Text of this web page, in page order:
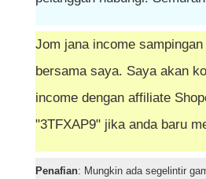
Jom jana income sampingan
bersama saya. Saya akan
income dengan affiliate
"3TFXAP9" jika anda baru
Penafian: Mungkin ada segelintir